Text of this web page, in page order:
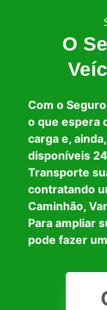
O
Com o
o que espera
carga e,
disponíveis
Transporte
contratando
Caminhão,
Para ampliar
pode fazer